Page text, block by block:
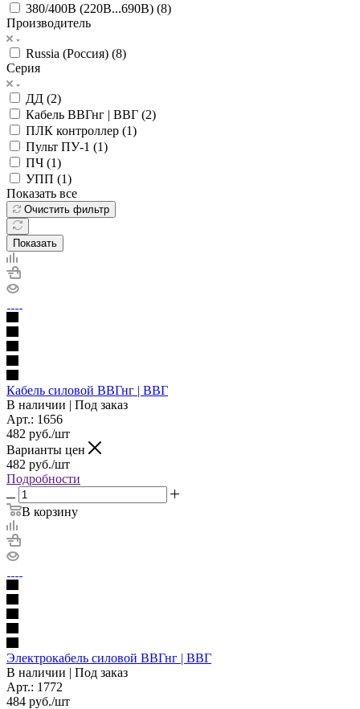
380/400В (220В...690В) (8)
Производитель
Russia (Россия) (8)
Серия
ДД (2)
Кабель ВВГнг | ВВГ (2)
ПЛК контроллер (1)
Пульт ПУ-1 (1)
ПЧ (1)
УПП (1)
Показать все
Очистить фильтр
Показать
Кабель силовой ВВГнг | ВВГ
В наличии | Под заказ
Арт.: 1656
482 руб./шт
Варианты цен
482 руб./шт
Подробности
В корзину
Электрокабель силовой ВВГнг | ВВГ
В наличии | Под заказ
Арт.: 1772
484 руб./шт